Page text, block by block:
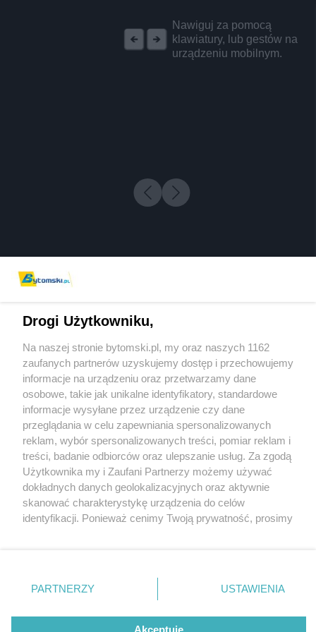
Nawiguj za pomocą
klawiatury, lub gestów na
urządzeniu mobilnym.
2 / 0
Wydawca mediów lokalnych
Nie zapomnij
zapoznać się z:
polityką prywatności regulamin korzystania z portali
Twojemiasto
Piekary Śląskie
Chorzów
Tarnowskie Góry
Gliwice
Skontakuj sięz nami
Kontakt
Wydawca
Pogoda
Drogi Użytkowniku,
Na naszej stronie bytomski.pl, my oraz naszych 1162
zaufanych partnerów uzyskujemy dostęp i przechowujemy
informacje na urządzeniu oraz przetwarzamy dane
osobowe, takie jak unikalne identyfikatory, standardowe
informacje wysyłane przez urządzenie czy dane
przeglądania w celu zapewniania spersonalizowanych
reklam, wybór spersonalizowanych treści, pomiar reklam i
treści, badanie odbiorców oraz ulepszanie usług. Za zgodą
Użytkownika my i Zaufani Partnerzy możemy używać
dokładnych danych geolokalizacyjnych oraz aktywnie
skanować charakterystykę urządzenia do celów
identyfikacji. Ponieważ cenimy Twoją prywatność, prosimy
prywatności znajdujący się w lewym dolnym rogu strony
. Niektóre rodzaje przetwarzania danych nie wymagają
zgody użytkownika, ale masz prawo sprzeciwić się
takiemu przetwarzaniu. Preferencje będą miały
PARTNERZY USTAWIENIA
Akceptuję